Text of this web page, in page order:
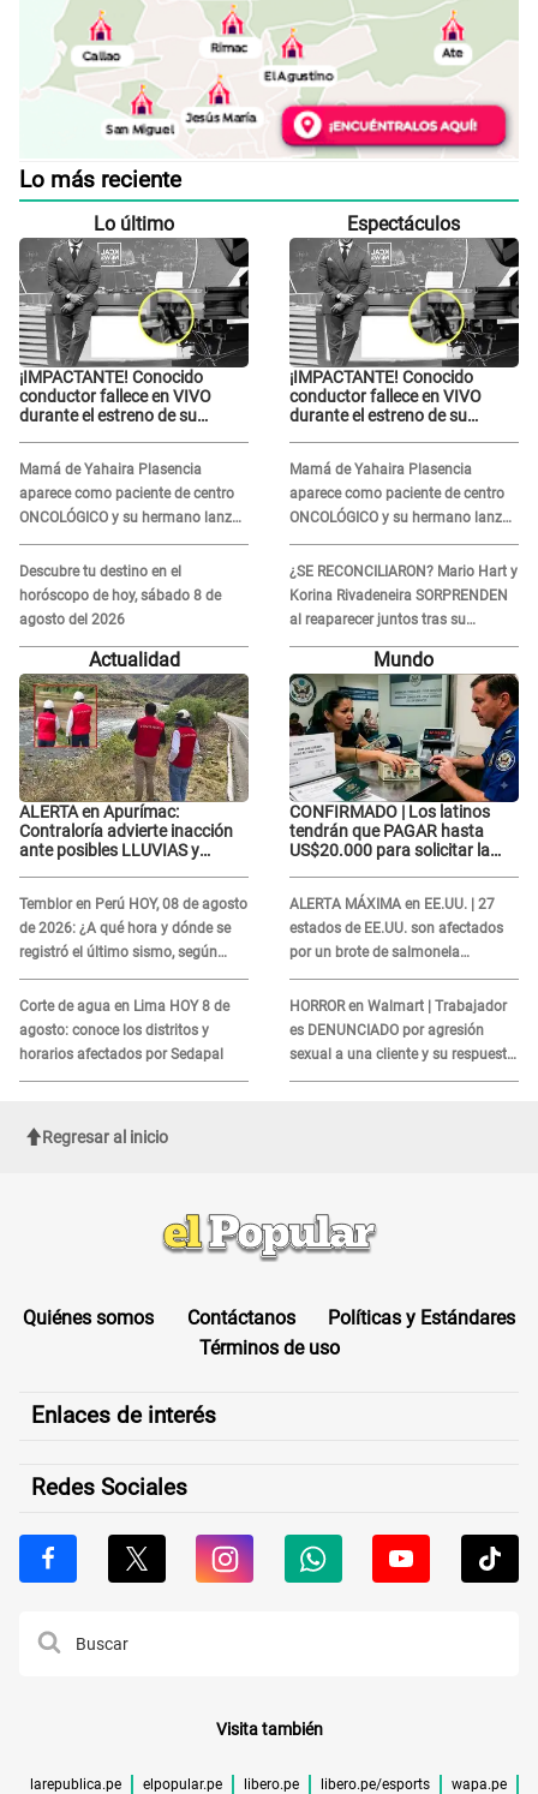
Lo más reciente
Lo último
¡IMPACTANTE! Conocido
conductor fallece en VIVO
durante el estreno de su
Mamá de Yahaira Plasencia
aparece como paciente de centro
ONCOLÓGICO y su hermano lanza
DESGARRADOR mensaje: "Hoy fue
la última..."
Descubre tu destino en el
horóscopo de hoy, sábado 8 de
agosto del 2026
Espectáculos
¡IMPACTANTE! Conocido
conductor fallece en VIVO
durante el estreno de su
Mamá de Yahaira Plasencia
aparece como paciente de centro
ONCOLÓGICO y su hermano lanza
DESGARRADOR mensaje: "Hoy fue
la última..."
¿SE RECONCILIARON? Mario Hart y
Korina Rivadeneira SORPRENDEN
al reaparecer juntos tras su
DOLOROSA separación: “Que
Actualidad
ALERTA en Apurímac:
Contraloría advierte inacción
ante posibles LLUVIAS y
Temblor en Perú HOY, 08 de agosto
de 2026: ¿A qué hora y dónde se
registró el último sismo, según
IGP?
Corte de agua en Lima HOY 8 de
agosto: conoce los distritos y
horarios afectados por Sedapal
Mundo
CONFIRMADO | Los latinos
tendrán que PAGAR hasta
US$20.000 para solicitar la
ALERTA MÁXIMA en EE.UU. | 27
estados de EE.UU. son afectados
por un brote de salmonela
relacionado a un producto MUY
UTILIZADO
HORROR en Walmart | Trabajador
es DENUNCIADO por agresión
sexual a una cliente y su respuesta
INDIGNÓ A TODOS
Regresar al inicio
Quiénes somos Contáctanos
Políticas y Estándares
Términos de uso
Enlaces de interés
Redes Sociales
Visita también
larepublica.pe elpopular.pe libero.pe libero.pe/esports wapa.pe